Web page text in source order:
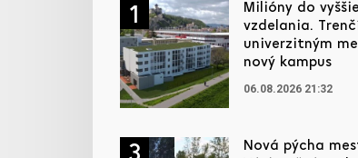
1
Milióny do
vzdelania.
univerzitným
nový kampus
06.08.2026 21:32
Nová pýcha